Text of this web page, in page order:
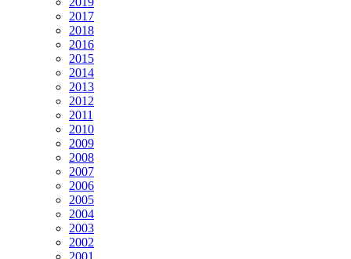
2017
2018
2016
2015
2014
2013
2012
2011
2010
2009
2008
2007
2006
2005
2004
2003
2002
2001